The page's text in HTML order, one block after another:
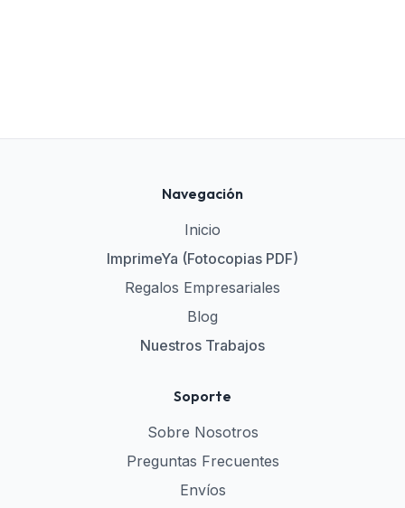
Navegación
Inicio
ImprimeYa (Fotocopias PDF)
Regalos Empresariales
Blog
Nuestros Trabajos
Soporte
Sobre Nosotros
Preguntas Frecuentes
Envíos